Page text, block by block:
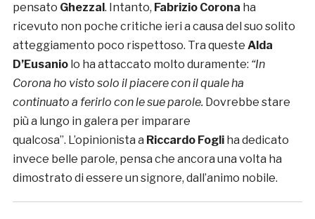
pensato Ghezzal . Intanto, Fabrizio Corona ha
ricevuto non poche critiche ieri a causa del suo solito
atteggiamento poco rispettoso. Tra queste Alda
D’Eusanio lo ha attaccato molto duramente: “In
Corona ho visto solo il piacere con il quale ha
continuato a ferirlo con le sue parole. Dovrebbe stare
più a lungo in galera per imparare
qualcosa”. L’opinionista a Riccardo Fogli ha dedicato
invece belle parole, pensa che ancora una volta ha
dimostrato di essere un signore, dall’animo nobile.